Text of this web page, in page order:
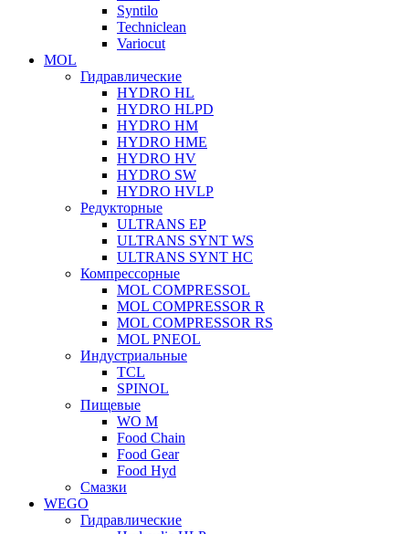
Syntilo
Techniclean
Variocut
MOL
Гидравлические
HYDRO HL
HYDRO HLPD
HYDRO HM
HYDRO HME
HYDRO HV
HYDRO SW
HYDRO HVLP
Редукторные
ULTRANS EP
ULTRANS SYNT WS
ULTRANS SYNT HC
Компрессорные
MOL COMPRESSOL
MOL COMPRESSOR R
MOL COMPRESSOR RS
MOL PNEOL
Индустриальные
TCL
SPINOL
Пищевые
WO M
Food Chain
Food Gear
Food Hyd
Смазки
WEGO
Гидравлические